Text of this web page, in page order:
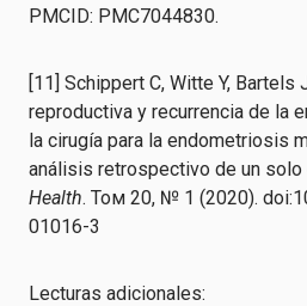
PMCID: PMC7044830.
[11] Schippert C, Witte Y, Bartels
reproductiva y recurrencia de la
la cirugía para la endometriosis
análisis retrospectivo de un solo
Health. Том 20, № 1 (2020).
01016-3
Lecturas adicionales: